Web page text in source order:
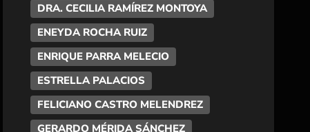
DRA. CECILIA RAMÍREZ MONTOYA
ENEYDA ROCHA RUIZ
ENRIQUE PARRA MELECIO
ESTRELLA PALACIOS
FELICIANO CASTRO MELENDREZ
GERARDO MÉRIDA SÁNCHEZ